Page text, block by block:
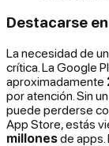
Destacarse
La necesidad de
crítica. La Google
aproximadamente
por atención. Sin
puede perderse
App Store, estás
millonesde apps.